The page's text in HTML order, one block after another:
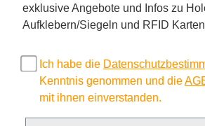
exklusive Angebote und Infos zu
Aufklebern/Siegeln und RFID
Ich habe die
Kenntnis genommen und die
mit ihnen einverstanden.